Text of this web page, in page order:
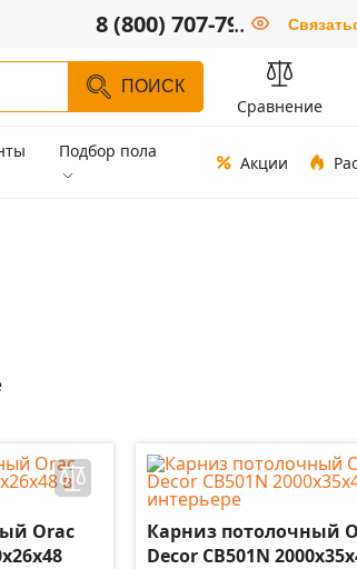
8 (800) 707-79-66
..
ПОИСК
Сравнение
Подбор пола
Акции
Orac
Карниз потолочный
Decor CB501N